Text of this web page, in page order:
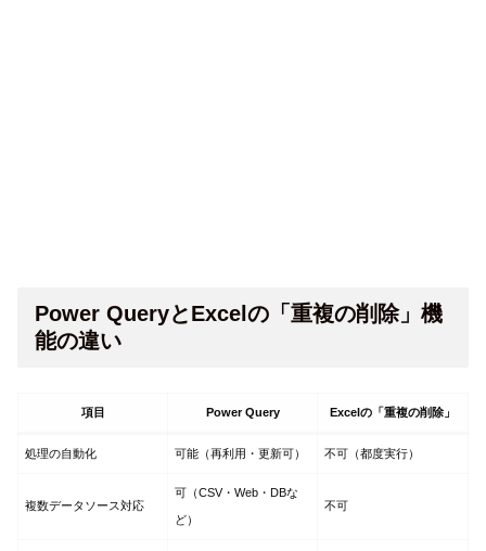
Power QueryとExcelの「重複の削除」機
能の違い
項目 Power Query Excelの「重複の削除」
処理の自動化 可能（再利用・更新可） 不可（都度実行）
複数データソース対応
可（CSV・Web・DBな
ど）
不可